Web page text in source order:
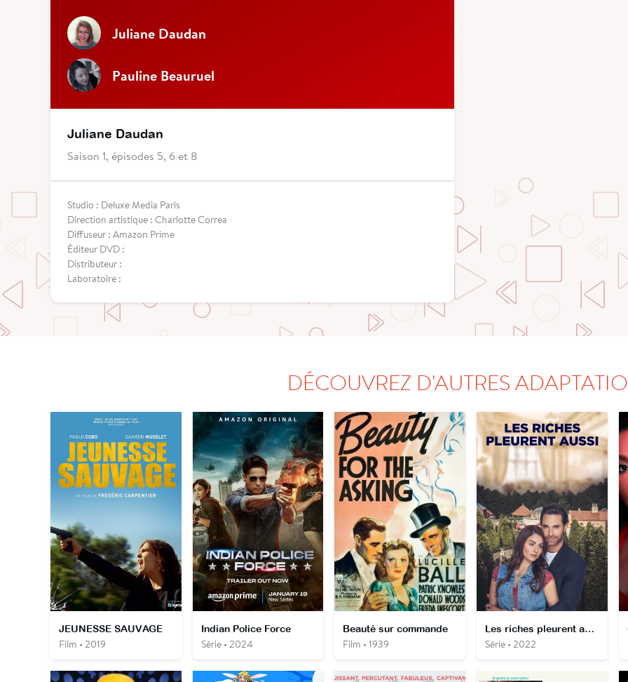
Juliane Daudan
Pauline Beauruel
Juliane Daudan
Saison 1, épisodes 5, 6 et 8
Studio : Deluxe Media Paris
Direction artistique : Charlotte Correa
Diffuseur : Amazon Prime
Éditeur DVD :
Distributeur :
Laboratoire :
DÉCOUVREZ D'AUTRES
JEUNESSE SAUVAGE
Film • 2019
Indian Police Force
Série • 2024
Beauté sur commande
Film • 1939
Les riches pleurent aussi
Série • 2022